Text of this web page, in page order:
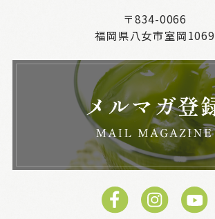
〒834-0066
福岡県八女市室岡1069